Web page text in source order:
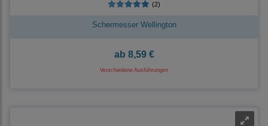
(2)
Schermesser Wellington
ab 8,59 €
Verschiedene Ausführungen